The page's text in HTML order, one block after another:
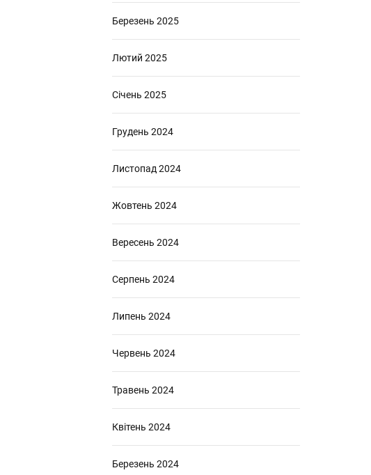
Березень 2025
Лютий 2025
Січень 2025
Грудень 2024
Листопад 2024
Жовтень 2024
Вересень 2024
Серпень 2024
Липень 2024
Червень 2024
Травень 2024
Квітень 2024
Березень 2024